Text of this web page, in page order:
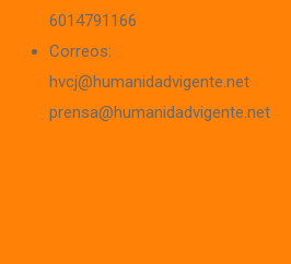
6014791166
Correos:
hvcj@humanidadvigente.net
prensa@humanidadvigente.net